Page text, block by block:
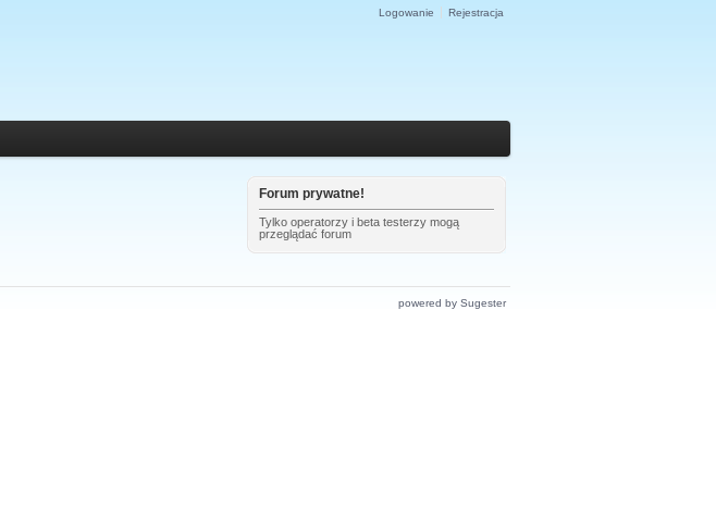
Logowanie Rejestracja
Forum prywatne!
Tylko operatorzy i beta testerzy mogą
przeglądać forum
powered by Sugester